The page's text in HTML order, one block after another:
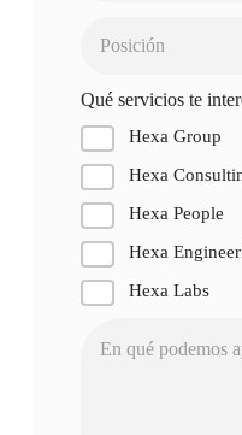
Qué servicios te
Hexa Group
Hexa
Hexa People
Hexa
Hexa Labs